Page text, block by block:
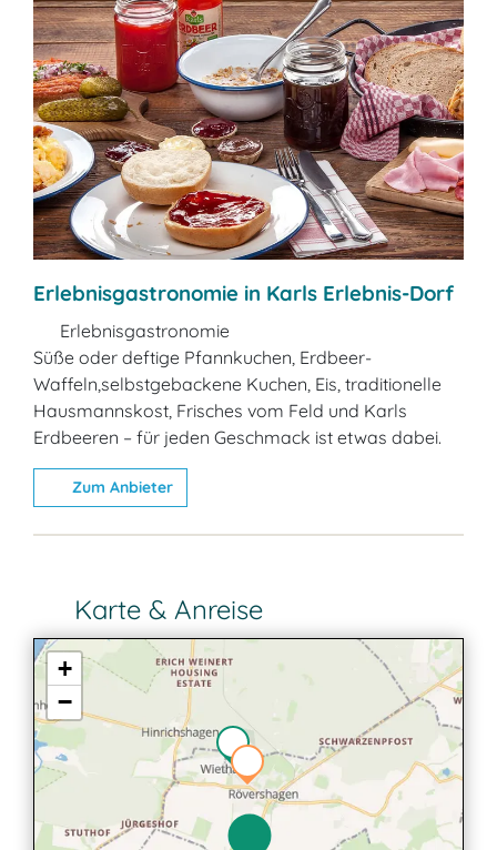
Erlebnisgastronomie in Karls Erlebnis-Dorf
Erlebnisgastronomie
Süße oder deftige Pfannkuchen, Erdbeer-
Waffeln,selbstgebackene Kuchen, Eis, traditionelle
Hausmannskost, Frisches vom Feld und Karls
Erdbeeren – für jeden Geschmack ist etwas dabei.
Zum Anbieter
Karte & Anreise
+
−